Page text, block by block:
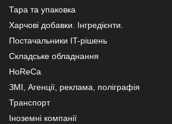
Тара та упаковка
Харчові добавки. Інгредієнти.
Постачальники IT-рішень
Складське обладнання
HoReCa
ЗМІ, Агенції, реклама, поліграфія
Транспорт
Іноземні компанії